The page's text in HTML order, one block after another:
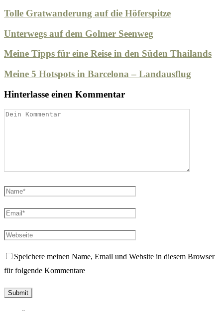
Tolle Gratwanderung auf die Höferspitze
Unterwegs auf dem Golmer Seenweg
Meine Tipps für eine Reise in den Süden Thailands
Meine 5 Hotspots in Barcelona – Landausflug
Hinterlasse einen Kommentar
Speichere meinen Name, Email und Website in diesem Browser
für folgende Kommentare